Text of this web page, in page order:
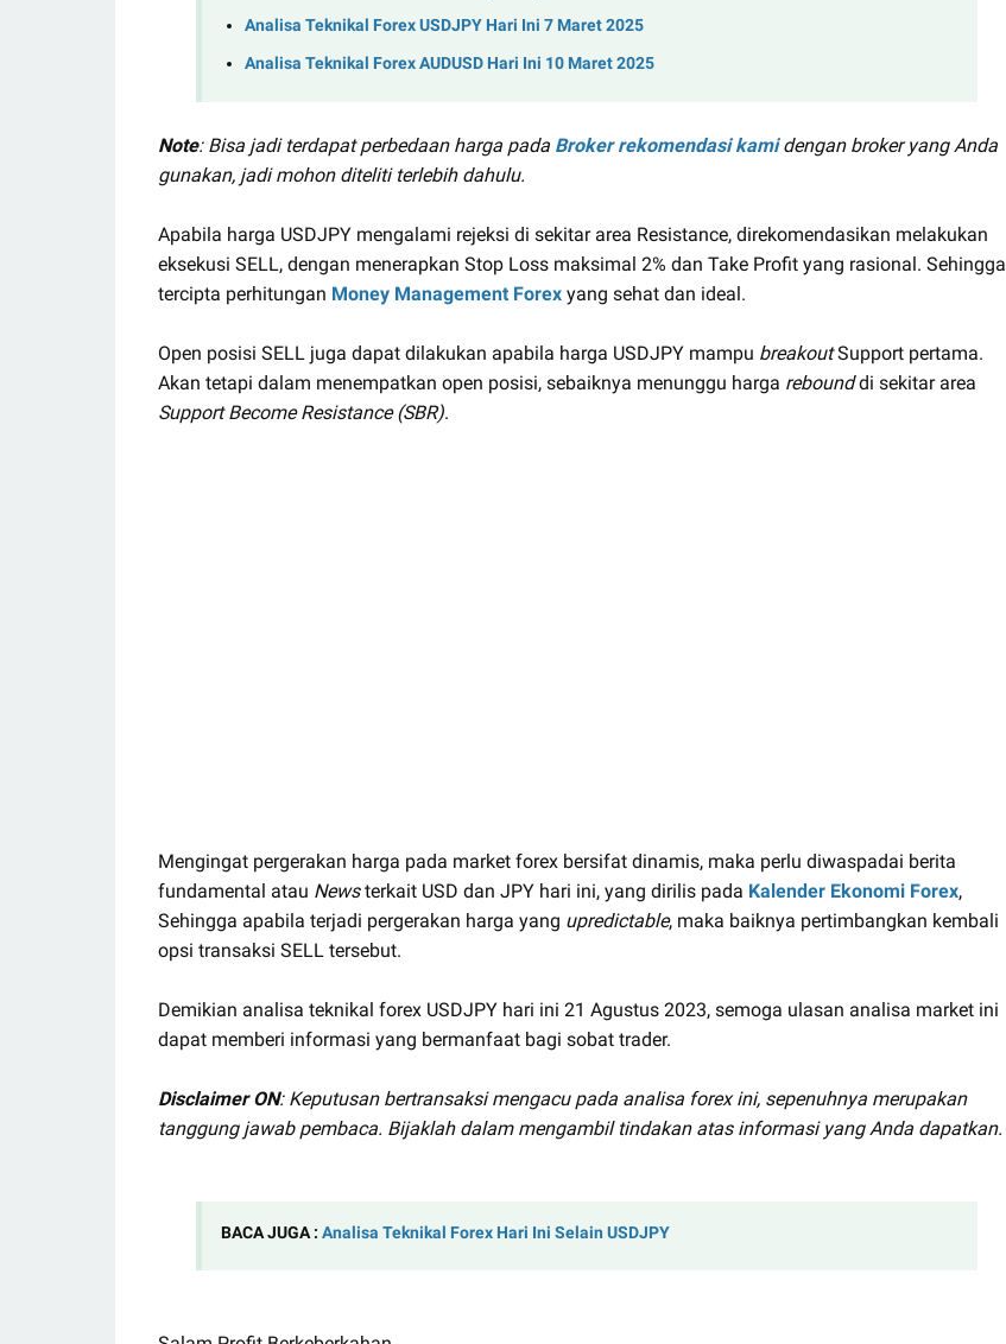
Analisa Teknikal Forex USDJPY Hari Ini 7 Maret 2025
Analisa Teknikal Forex AUDUSD Hari Ini 10 Maret 2025
Note: Bisa jadi terdapat perbedaan harga pada Broker rekomendasi kamidengan broker yang Anda
gunakan, jadi mohon diteliti terlebih dahulu.
Apabila harga USDJPY mengalami rejeksi di sekitar area Resistance, direkomendasikan melakukan
eksekusi SELL, dengan menerapkan Stop Loss maksimal 2% dan Take Profit yang rasional. Sehingga
tercipta perhitungan Money Management Forex yang sehat dan ideal.
Open posisi SELL juga dapat dilakukan apabila harga USDJPY mampu breakoutSupport pertama.
Akan tetapi dalam menempatkan open posisi, sebaiknya menunggu harga rebounddi sekitar area
Support Become Resistance (SBR).
Mengingat pergerakan harga pada market forex bersifat dinamis, maka perlu diwaspadai berita
fundamental atau Newsterkait USD dan JPY hari ini, yang dirilis pada Kalender Ekonomi Forex,
Sehingga apabila terjadi pergerakan harga yang upredictable, maka baiknya pertimbangkan kembali
opsi transaksi SELL tersebut.
Demikian analisa teknikal forex USDJPY hari ini 21 Agustus 2023, semoga ulasan analisa market ini
dapat memberi informasi yang bermanfaat bagi sobat trader.
Disclaimer ON: Keputusan bertransaksi mengacu pada analisa forex ini, sepenuhnya merupakan
tanggung jawab pembaca. Bijaklah dalam mengambil tindakan atas informasi yang Anda dapatkan.
BACA JUGA : Analisa Teknikal Forex Hari Ini Selain USDJPY